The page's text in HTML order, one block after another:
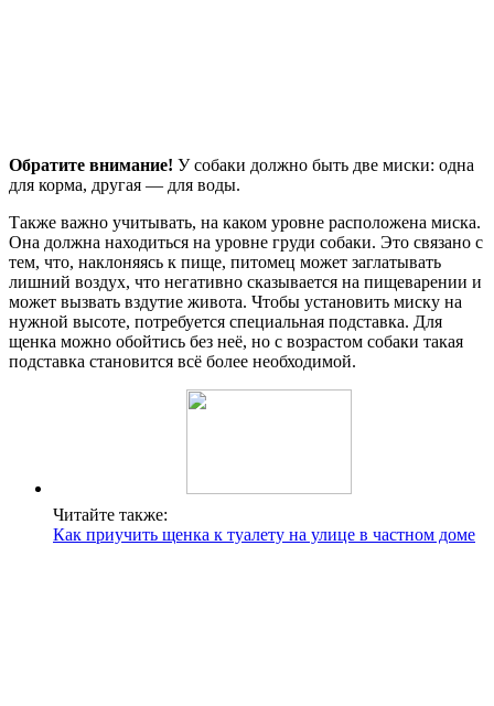
Обратите внимание! У собаки должно быть две миски: одна
для корма, другая — для воды.
Также важно учитывать, на каком уровне расположена миска.
Она должна находиться на уровне груди собаки. Это связано с
тем, что, наклоняясь к пище, питомец может заглатывать
лишний воздух, что негативно сказывается на пищеварении и
может вызвать вздутие живота. Чтобы установить миску на
нужной высоте, потребуется специальная подставка. Для
щенка можно обойтись без неё, но с возрастом собаки такая
подставка становится всё более необходимой.
Читайте также:
Как приучить щенка к туалету на улице в частном доме